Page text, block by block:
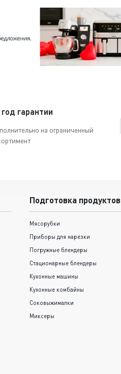
год гарантии
на ограниченный
Подготовка продуктов
Мясорубки
Приборы для нарезки
Погружные блендеры
Стационарные блендеры
Кухонные машины
Кухонные комбайны
Соковыжималки
Миксеры